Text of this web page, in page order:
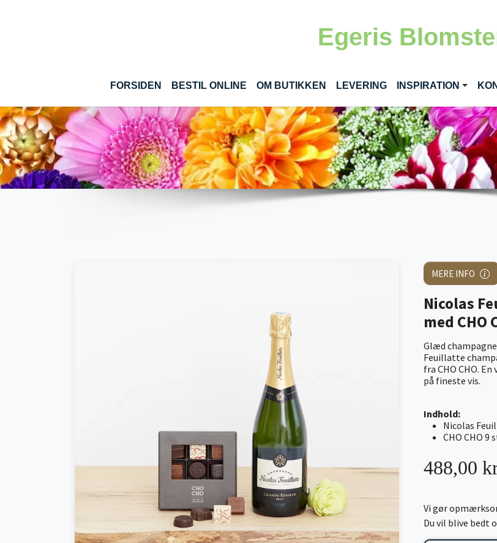
Egeris
FORSIDEN BESTIL ONLINE(CURRENT)
OM BUTIKKEN LEVERING INSPIRATION
MERE INFO
Nicolas
med CHO
Glæd
Feuillatte
fra CHO CHO.
på fineste vis.
Indhold:
Nicolas
CHO CHO 9
488,00
Vi gør
Du vil blive bedt